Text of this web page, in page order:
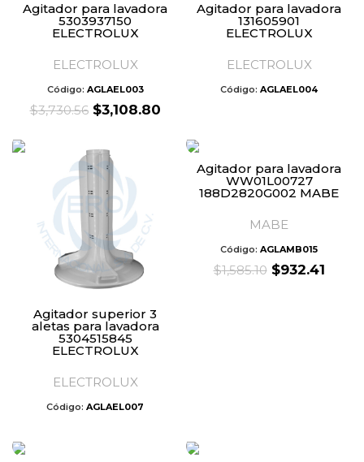
Agitador para lavadora
5303937150
ELECTROLUX
ELECTROLUX
Código: AGLAEL003
$3,730.56 Original
$3,730.56.
$3,108.80Current
$3,108.80.
Agitador para lavadora
131605901
ELECTROLUX
ELECTROLUX
Código: AGLAEL004
Agitador superior 3
aletas para lavadora
5304515845
ELECTROLUX
ELECTROLUX
Código: AGLAEL007
Agitador para lavadora
WW01L00727
188D2820G002 MABE
MABE
Código: AGLAMB015
$1,585.10 Original
$932.41